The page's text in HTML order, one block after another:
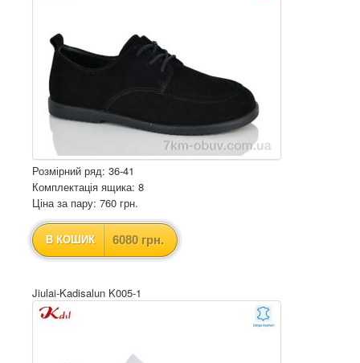
Розмірний ряд: 36-41
Комплектація ящика: 8
Ціна за пару: 760 грн.
В КОШИК 6080 грн.
Jiulai-Kadisalun K005-1